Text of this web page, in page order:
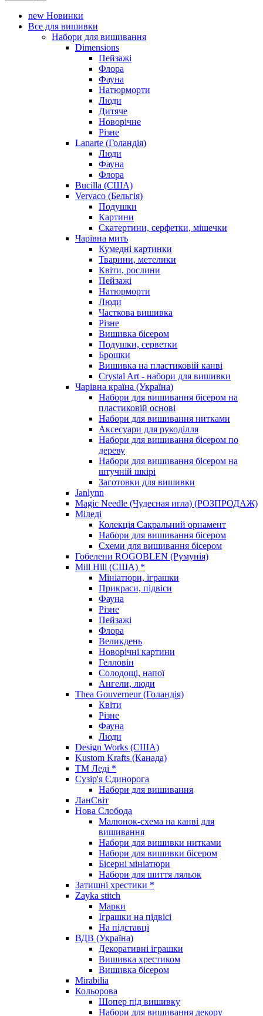
new Новинки
Все для вишивки
Набори для вишивання
Dimensions
Пейзажі
Флора
Фауна
Натюрморти
Люди
Дитяче
Новорічне
Різне
Lanarte (Голандія)
Люди
Фауна
Флора
Bucilla (США)
Vervaco (Бельгія)
Подушки
Картини
Скатертини, серфетки, мішечки
Чарiвна мить
Кумедні картинки
Тварини, метелики
Квіти, рослини
Пейзажі
Натюрморти
Люди
Часткова вишивка
Різне
Вишивка бісером
Подушки, серветки
Брошки
Вишивка на пластиковій канві
Crystal Art - набори для вишивки
Чарівна країна (Україна)
Набори для вишивання бісером на
пластиковій основі
Набори для вишивання нитками
Аксесуари для рукоділля
Набори для вишивання бісером по
дереву
Набори для вишивання бісером на
штучній шкірі
Заготовки для вишивки
Janlynn
Magic Needle (Чудесная игла) (РОЗПРОДАЖ)
Міледі
Колекція Сакральний орнамент
Набори для вишивання бісером
Схеми для вишивання бісером
Гобелени ROGOBLEN (Румунія)
Mill Hill (США) *
Мініатюри, іграшки
Прикраси, підвіси
Фауна
Різне
Пейзажі
Флора
Великдень
Новорічні картини
Гелловін
Солодощі, напої
Ангели, люди
Thea Gouverneur (Голандія)
Квіти
Різне
Фауна
Люди
Design Works (США)
Kustom Krafts (Канада)
ТМ Леді *
Сузір'я Єдинорога
Набори для вишивання
ЛанСвіт
Нова Слобода
Малюнок-схема на канві для
вишивання
Набори для вишивки нитками
Набори для вишивки бісером
Бісерні мініатюри
Набори для шиття ляльок
Затишні хрестики *
Zayka stitch
Марки
Іграшки на підвісі
На підставці
ВДВ (Україна)
Декоративні іграшки
Вишивка хрестиком
Вишивка бісером
Mirabilia
Кольорова
Шопер під вишивку
Набори для вишивання декору